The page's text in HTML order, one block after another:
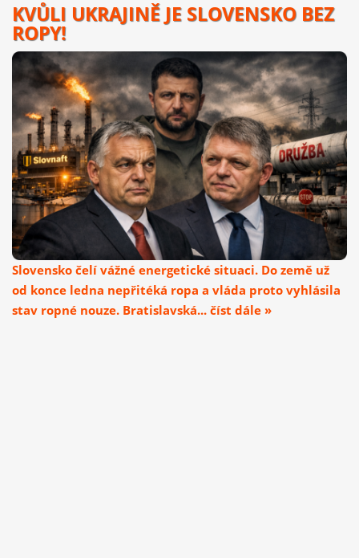
KVŮLI UKRAJINĚ JE SLOVENSKO BEZ
ROPY!
Slovensko čelí vážné energetické situaci. Do země už
od konce ledna nepřitéká ropa a vláda proto vyhlásila
stav ropné nouze. Bratislavská... číst dále »